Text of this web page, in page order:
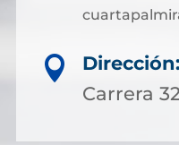

Dirección:
Carrera